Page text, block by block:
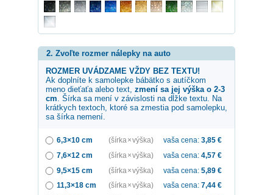
2. Zvoľte rozmer nálepky na auto
ROZMER UVÁDZAME VŽDY BEZ TEXTU!
Ak doplníte k samolepke bábätko s autíčkom
meno dieťaťa alebo text, zmení sa jej výška o 2-3
cm. Šírka sa mení v závislosti na dĺžke textu. Na
krátkych textoch, ktoré sa zmestia pod samolepku,
sa šírka nemení.
6,3×10 cm (šírka × výška) vaša cena: 3,85 €
7,6×12 cm
(šírka × výška) vaša cena: 4,57 €
9,5×15 cm
(šírka × výška) vaša cena: 5,89 €
11,3×18 cm
(šírka × výška) vaša cena: 7,44 €